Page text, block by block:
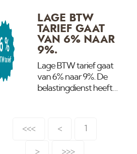
LAGE BTW
TARIEF GAAT
VAN 6% NAAR
9%.
Lage BTW tarief gaat
van 6% naar 9%. De
belastingdienst heeft
Deze regeling geldt
<<< < 1
> >>>